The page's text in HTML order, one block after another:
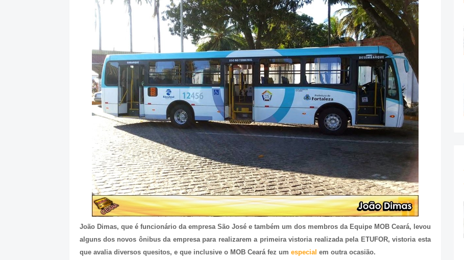
João Dimas, que é funcionário da empresa São José e também um dos membros da Equipe MOB Ceará, levou
alguns dos novos ônibus da empresa para realizarem a primeira vistoria realizada pela ETUFOR, vistoria esta
que avalia diversos quesitos, e que inclusive o MOB Ceará fez um especial em outra ocasião.